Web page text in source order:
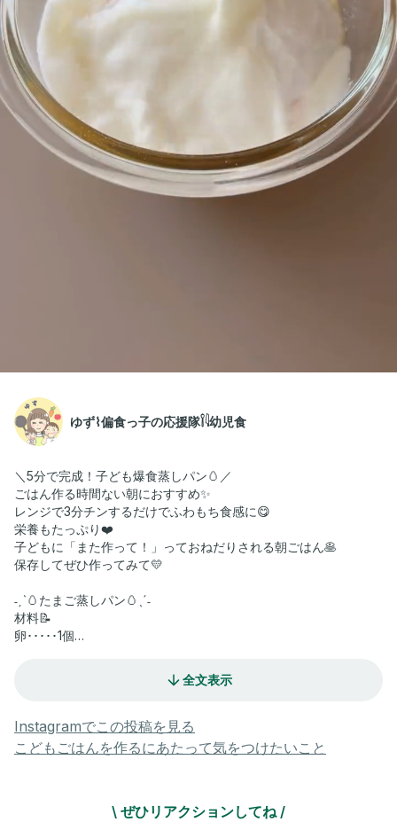
ゆず⌇偏食っ子の応援隊𓌉𓇋幼児食
＼5分で完成！子ども爆食蒸しパン🥚／
ごはん作る時間ない朝におすすめ✨
レンジで3分チンするだけでふわもち食感に😋
栄養もたっぷり❤️
子どもに「また作って！」っておねだりされる朝ごはん🥞
保存してぜひ作ってみて💛
˗ˏˋ🥚たまご蒸しパン🥚ˎˊ˗
材料📝
卵･････1個
作り方🥣
❶ボウルに溶き卵を作る。
❸耐熱容器に流し込んでトントンとして中の空気を抜く。
全文表示
Instagramでこの投稿を見る
こどもごはんを作るにあたって気をつけたいこと
\ ぜひリアクションしてね /